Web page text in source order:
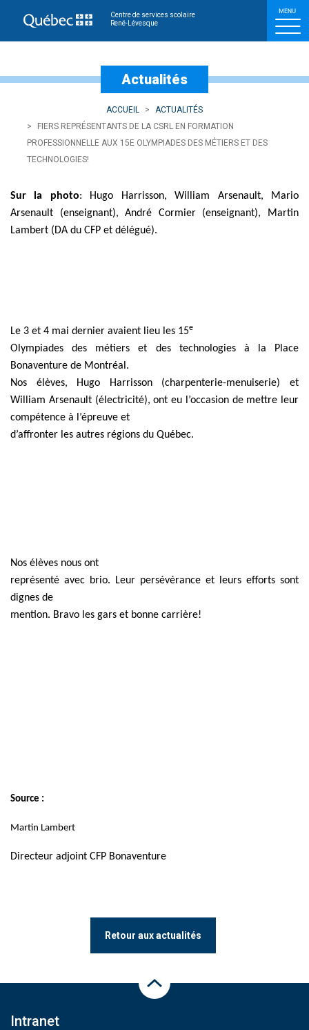
Centre de services scolaire
René-Lévesque
Fiers représentants de
Actualités
ACCUEIL
ACTUALITÉS
FIERS REPRÉSENTANTS DE LA CSRL EN FORMATION
PROFESSIONNELLE AUX 15E OLYMPIADES DES MÉTIERS ET DES
TECHNOLOGIES!
Sur la photo: Hugo Harrisson, William Arsenault, Mario
Arsenault (enseignant), André Cormier (enseignant), Martin
Lambert (DA du CFP et délégué).​
Le 3 et 4 mai dernier avaient lieu les 15e
Olympiades des métiers et des technologies à la Place
Bonaventure de Montréal.
Nos élèves,
Hugo Harrisson (charpenterie-menuiserie) et
William Arsenault (électricité),ont eu l’occasion de mettre leur
compétence à l’épreuve et
d’affronter les autres régions du Québec.
Nos élèves nous ont
représenté avec brio. Leur persévérance et leurs efforts sont
dignes de
mention. Bravo les gars et bonne carrière!
Source :
Martin Lambert
Directeur adjoint CFP Bonaventure
Retour aux actualités
Intranet